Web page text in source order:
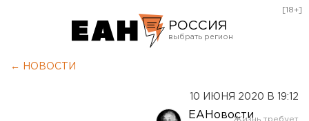
РОССИЯ
[18+]
← НОВОСТИ
10 ИЮНЯ 2020 В 19:12
ЕАНовости